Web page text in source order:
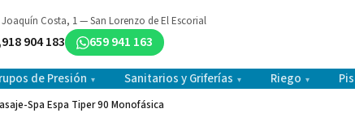
Joaquín Costa, 1 — San Lorenzo de El Escorial
918 904 183 659 941 163
de Presión ▾ Sanitarios y Griferías ▾ Riego ▾
Spa Espa Tiper 90 Monofásica